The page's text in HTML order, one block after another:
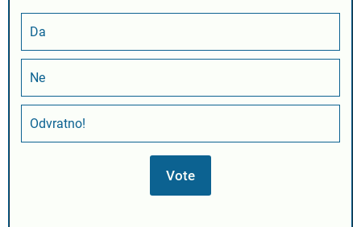
Da
Ne
Odvratno!